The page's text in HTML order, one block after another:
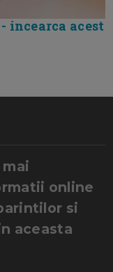
incearca acest
online
si
aceasta